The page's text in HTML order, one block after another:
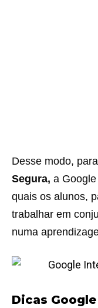
Desse modo,
Segura, a
quais os alunos,
trabalhar em
numa
Dicas